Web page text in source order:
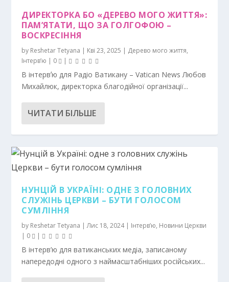
ДИРЕКТОРКА БО «ДЕРЕВО МОГО ЖИТТЯ»:
ПАМʼЯТАТИ, ЩО ЗА ГОЛГОФОЮ –
ВОСКРЕСІННЯ
by Reshetar Tetyana | Кві 23, 2025 | Дерево мого життя,
Інтерв’ю | 0 |
В інтервʼю для Радіо Ватикану – Vatican News Любов
Михайлюк, директорка благодійної організації...
ЧИТАТИ БІЛЬШЕ
НУНЦІЙ В УКРАЇНІ: ОДНЕ З ГОЛОВНИХ
СЛУЖІНЬ ЦЕРКВИ – БУТИ ГОЛОСОМ
СУМЛІННЯ
by Reshetar Tetyana |Лис 18, 2024| Інтерв’ю, Новини Церкви
| 0 |
В інтерв’ю для ватиканських медіа, записаному
напередодні одного з наймасштабніших російських...